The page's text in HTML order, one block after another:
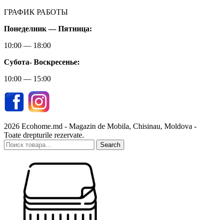
ГРАФИК РАБОТЫ
Понеделник — Пятница:
10:00 — 18:00
Субота- Воскресенье:
10:00 — 15:00
2026 Ecohome.md - Magazin de Mobila, Chisinau, Moldova -
Toate drepturile rezervate.
Search